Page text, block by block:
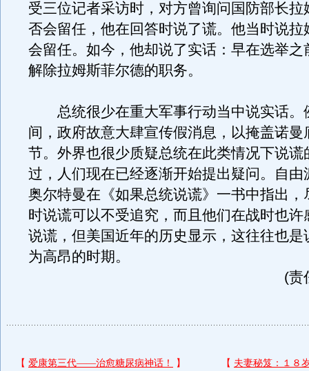
受三位记者采访时，对方曾询问国防部长拉
否会留任，他在回答时说了谎。他当时说拉
会留任。如今，他却说了实话：早在选举之
解除拉姆斯菲尔德的职务。
总统很少在重大军事行动当中说实话。
间，政府故意大肆宣传假消息，以掩盖诺曼
节。外界也很少质疑总统在此类情况下说谎
过，人们现在已经逐渐开始提出疑问。自由
奥尔特曼在《如果总统说谎》一书中指出，
时说谎可以不受追究，而且他们在战时也许
说谎，但美国近年的历史显示，这往往也是
为高昂的时期。
(责